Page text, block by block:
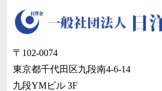
〒102-0074
東京都千代田区九段南4-6-14
九段YMビル 3F